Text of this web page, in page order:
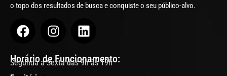
o topo dos resultados de busca e conquiste o seu público-alvo.
Horário de Funcionamento:
Segunda a Sexta das 9h às 19h